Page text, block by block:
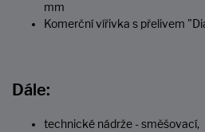
mm
Komerční vířivka s přelivem
Dále:
technické nádrže - směšovací,